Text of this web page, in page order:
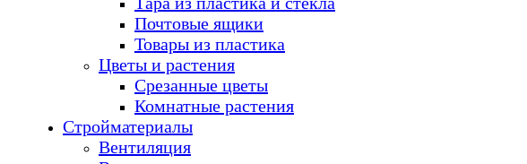
Почтовые ящики
Товары из пластика
Цветы и растения
Срезанные цветы
Комнатные растения
Стройматериалы
Вентиляция